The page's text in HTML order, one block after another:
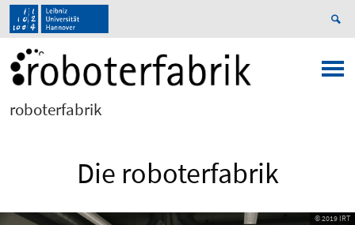
roboterfabrik
Die roboterfabrik
© 2019 IRT